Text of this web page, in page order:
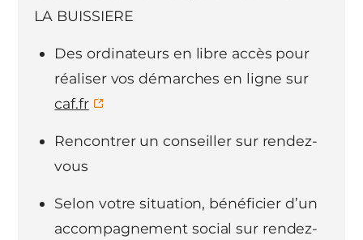
LA BUISSIERE
Des ordinateurs en libre accès pour
réaliser vos démarches en ligne sur
caf.fr
Rencontrer un conseiller sur rendez-
vous
Selon votre situation, bénéficier d’un
accompagnement social sur rendez-